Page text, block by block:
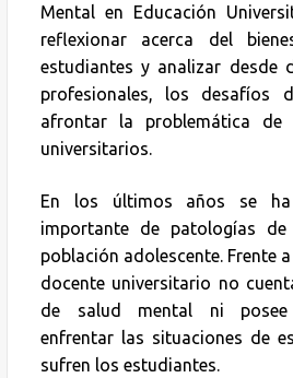
Mental en Educación
reflexionar acerca del
estudiantes y analizar desde
profesionales, los desafíos
afrontar la problemática
universitarios.
En los últimos años se
importante de patologías
población adolescente. Frente
docente universitario no
de salud mental ni posee
enfrentar las situaciones de
sufren los estudiantes.